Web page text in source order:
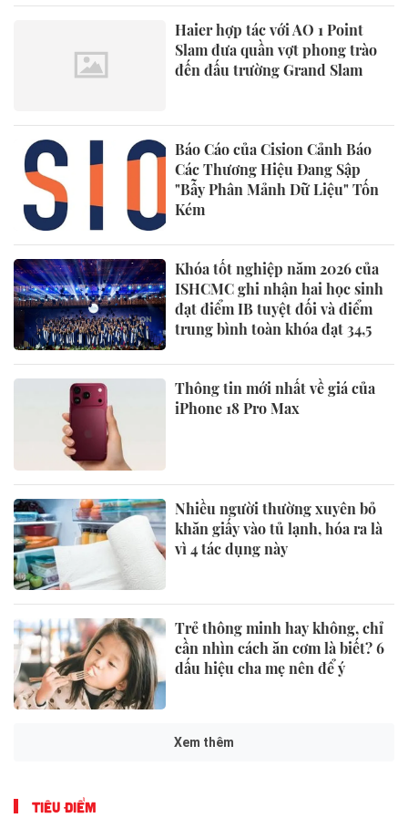
Haier hợp tác với AO 1 Point
Slam đưa quần vợt phong trào
đến đấu trường Grand Slam
Báo Cáo của Cision Cảnh Báo
Các Thương Hiệu Đang Sập
"Bẫy Phân Mảnh Dữ Liệu" Tốn
Kém
Khóa tốt nghiệp năm 2026 của
ISHCMC ghi nhận hai học sinh
đạt điểm IB tuyệt đối và điểm
trung bình toàn khóa đạt 34,5
Thông tin mới nhất về giá của
iPhone 18 Pro Max
Nhiều người thường xuyên bỏ
khăn giấy vào tủ lạnh, hóa ra là
vì 4 tác dụng này
Trẻ thông minh hay không, chỉ
cần nhìn cách ăn cơm là biết? 6
dấu hiệu cha mẹ nên để ý
Xem thêm
TIÊU ĐIỂM